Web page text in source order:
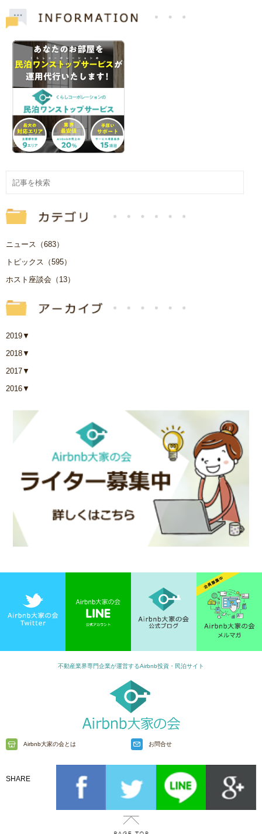
ニュース（683）
トピックス（595）
ホスト座談会（13）
2019▼
2018▼
2017▼
2016▼
不動産業界専門企業が運営するAirbnb投資・民泊サイト
Airbnb大家の会とは お問合せ
SHARE